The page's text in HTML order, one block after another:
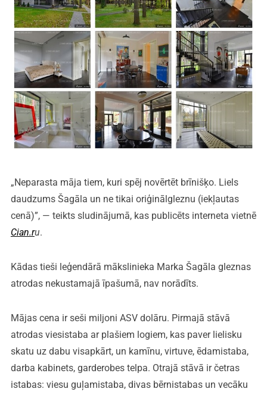
„Neparasta māja tiem, kuri spēj novērtēt brīnišķo. Liels
daudzums Šagāla un ne tikai oriģinālgleznu (iekļautas
cenā)”, — teikts sludinājumā, kas publicēts interneta vietnē
Cian.ru.
Kādas tieši leģendārā mākslinieka Marka Šagāla gleznas
atrodas nekustamajā īpašumā, nav norādīts.
Mājas cena ir seši miljoni ASV dolāru. Pirmajā stāvā
atrodas viesistaba ar plašiem logiem, kas paver lielisku
skatu uz dabu visapkārt, un kamīnu, virtuve, ēdamistaba,
darba kabinets, garderobes telpa. Otrajā stāvā ir četras
istabas: viesu guļamistaba, divas bērnistabas un vecāku